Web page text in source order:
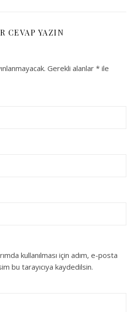
CEVAP YAZIN
Gerekli alanlar * ile
kullanılması için adım, e-posta
bu tarayıcıya kaydedilsin.